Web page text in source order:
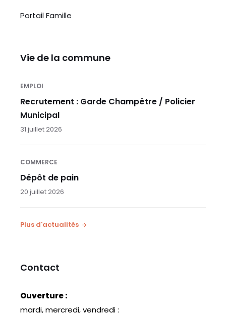
Portail Famille
Vie de la commune
EMPLOI
Recrutement : Garde Champêtre / Policier
Municipal
31 juillet 2026
COMMERCE
Dépôt de pain
20 juillet 2026
Plus d'actualités
Contact
Ouverture :
mardi, mercredi, vendredi :